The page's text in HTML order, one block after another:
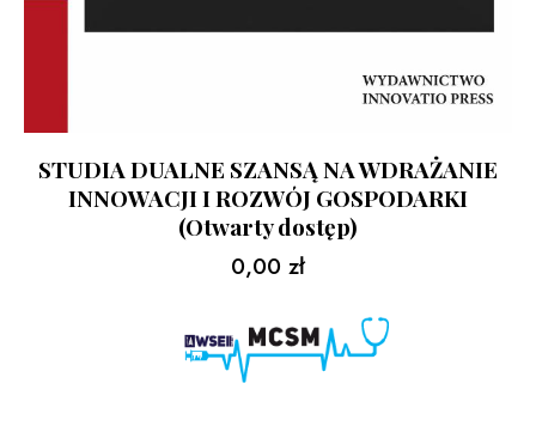
STUDIA DUALNE SZANSĄ NA WDRAŻANIE
INNOWACJI I ROZWÓJ GOSPODARKI
(Otwarty dostęp)
0,00 zł